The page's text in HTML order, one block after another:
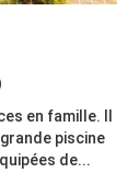
en famille. Il
piscine
de...